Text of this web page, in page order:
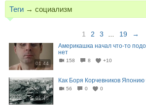
Теги → социализм
1 2 3 19 →
01:44
Америкашка начал что-то
нет
158 8 +10
01:48
Как Боря Корчевников
56 0 0